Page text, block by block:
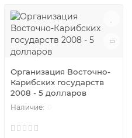
Организация Восточно-
Карибских государств
2008 - 5 долларов